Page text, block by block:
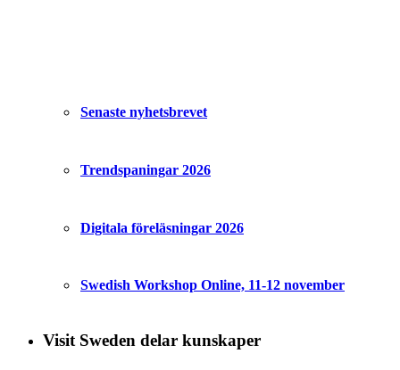
Senaste nyhetsbrevet
Trendspaningar 2026
Digitala föreläsningar 2026
Swedish Workshop Online, 11-12 november
Visit Sweden delar kunskaper